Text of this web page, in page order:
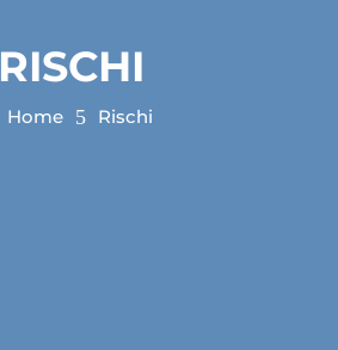
RISCHI
Home 5 Rischi